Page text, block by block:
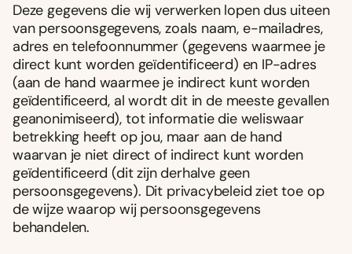
Deze gegevens die wij verwerken lopen dus uiteen
van persoonsgegevens, zoals naam, e-mailadres,
adres en telefoonnummer (gegevens waarmee je
direct kunt worden geïdentificeerd) en IP-adres
(aan de hand waarmee je indirect kunt worden
geïdentificeerd, al wordt dit in de meeste gevallen
geanonimiseerd), tot informatie die weliswaar
betrekking heeft op jou, maar aan de hand
waarvan je niet direct of indirect kunt worden
geïdentificeerd (dit zijn derhalve geen
persoonsgegevens). Dit privacybeleid ziet toe op
de wijze waarop wij persoonsgegevens
behandelen.